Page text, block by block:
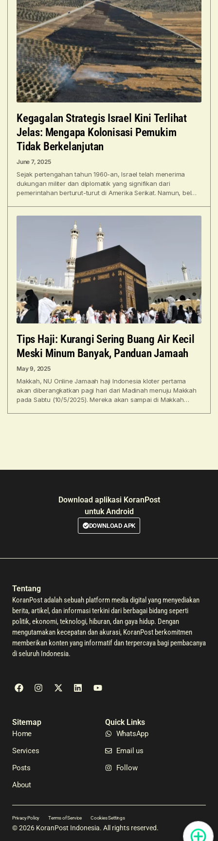
Kegagalan Strategis Israel Kini Terlihat
Jelas: Mengapa Kolonisasi Pemukim
Tidak Berkelanjutan
June 7, 2025
Sejak pertengahan tahun 1960-an, Israel telah menerima
dukungan militer dan diplomatik yang signifikan dari
pemerintahan berturut-turut di Amerika Serikat. Namun, belum
Tips Haji: Kurangi Sering Buang Air Kecil
Meski Minum Banyak, Panduan Jamaah
May 9, 2025
Makkah, NU Online Jamaah haji Indonesia kloter pertama
akan diberangkatkan pagi hari dari Madinah menuju Makkah
pada Sabtu (10/5/2025). Mereka akan sampai di Makkah
Download aplikasi KoranPost
untuk Android
DOWNLOAD APK
Tentang
KoranPost adalah sebuah platform media digital yang menyediakan
berita, artikel, dan informasi terkini dari berbagai bidang seperti
politik, ekonomi, teknologi, hiburan, dan gaya hidup. Dengan
mengutamakan kecepatan dan akurasi, KoranPost berkomitmen
memberikan konten yang informatif dan terpercaya bagi pembacanya
di seluruh Indonesia.
Sitemap
Home
Services
Posts
About
Quick Links
WhatsApp
Email us
Follow
© 2026 KoranPost Indonesia. All rights reserved.
Privacy Policy Terms of Service Cookies Settings